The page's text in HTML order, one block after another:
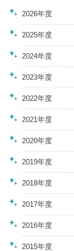
2026年度
2025年度
2024年度
2023年度
2022年度
2021年度
2020年度
2019年度
2018年度
2017年度
2016年度
2015年度